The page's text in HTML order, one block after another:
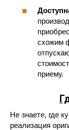
схожим
приему.
Не знаете, где
реализация